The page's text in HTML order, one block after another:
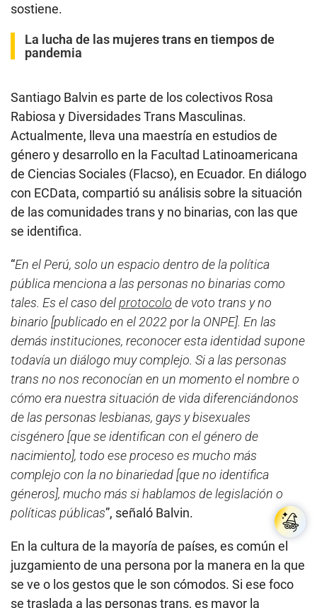
sostiene.
La lucha de las mujeres trans en tiempos de
pandemia
Santiago Balvin es parte de los colectivos Rosa
Rabiosa y Diversidades Trans Masculinas.
Actualmente, lleva una maestría en estudios de
género y desarrollo en la Facultad Latinoamericana
de Ciencias Sociales (Flacso), en Ecuador. En diálogo
con ECData, compartió su análisis sobre la situación
de las comunidades trans y no binarias, con las que
se identifica.
“En el Perú, solo un espacio dentro de la política
pública menciona a las personas no binarias como
tales. Es el caso delprotocolo de voto trans y no
binario [publicado en el 2022 por la ONPE]. En las
demás instituciones, reconocer esta identidad supone
todavía un diálogo muy complejo. Si a las personas
trans no nos reconocían en un momento el nombre o
cómo era nuestra situación de vida diferenciándonos
de las personas lesbianas, gays y bisexuales
cisgénero [que se identifican con el género de
nacimiento], todo ese proceso es mucho más
complejo con la no binariedad [que no identifica
géneros], mucho más si hablamos de legislación o
políticas públicas”, señaló Balvin.
En la cultura de la mayoría de países, es común el
juzgamiento de una persona por la manera en la que
se ve o los gestos que le son cómodos. Si ese foco
se traslada a las personas trans, es mayor la